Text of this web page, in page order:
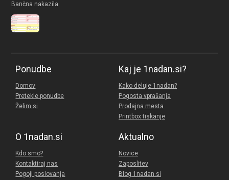
Bančna nakazila
Ponudbe
Domov
Pretekle ponudbe
Želim si
Kaj je 1nadan.si?
Kako deluje 1nadan?
Pogosta vprašanja
Prodajna mesta
Printbox tiskanje
O 1nadan.si
Kdo smo?
Kontaktiraj nas
Pogoji poslovanja
Aktualno
Novice
Zaposlitev
Blog 1nadan.si